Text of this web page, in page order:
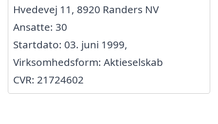
Hvedevej 11, 8920 Randers NV
Ansatte: 30
Startdato: 03. juni 1999,
Virksomhedsform: Aktieselskab
CVR: 21724602